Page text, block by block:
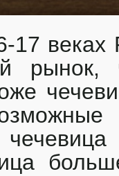
17 веках
рынок,